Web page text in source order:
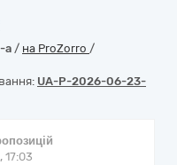
a / на ProZorro /
UA-P-2026-06-23-